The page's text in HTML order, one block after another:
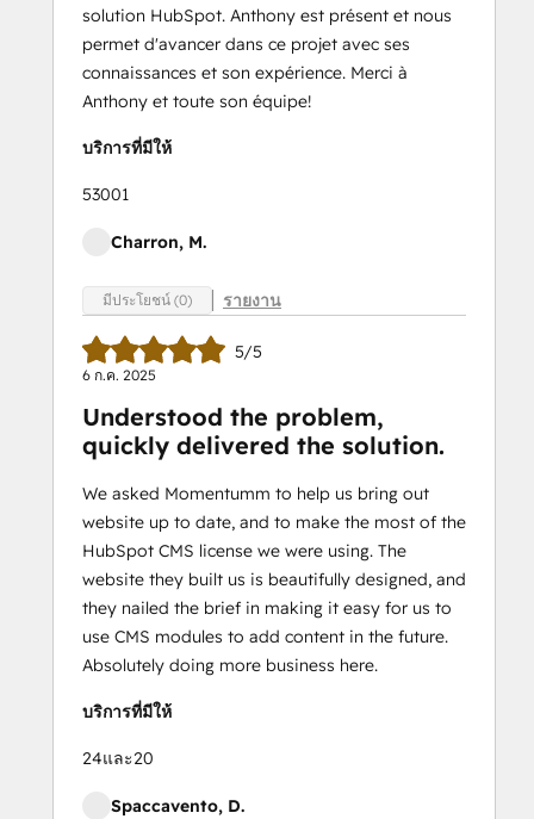
solution HubSpot. Anthony est présent et nous
permet d'avancer dans ce projet avec ses
connaissances et son expérience. Merci à
Anthony et toute son équipe!
บริการที่มีให้
53001
Charron, M.
มีประโยชน์ (0) รายงาน
5/5
6 ก.ค. 2025
Understood the problem,
quickly delivered the solution.
We asked Momentumm to help us bring out
website up to date, and to make the most of the
HubSpot CMS license we were using. The
website they built us is beautifully designed, and
they nailed the brief in making it easy for us to
use CMS modules to add content in the future.
Absolutely doing more business here.
บริการที่มีให้
24และ20
Spaccavento, D.